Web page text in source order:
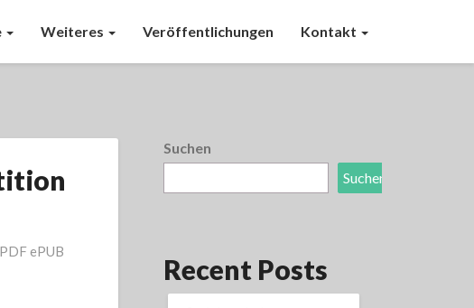
Weiteres Veröffentlichungen Kontakt
ePUB
Suchen
Suchen
Recent Posts